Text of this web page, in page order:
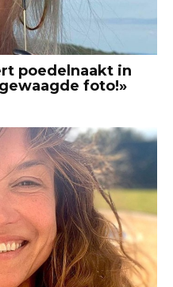
poedelnaakt in
foto!»